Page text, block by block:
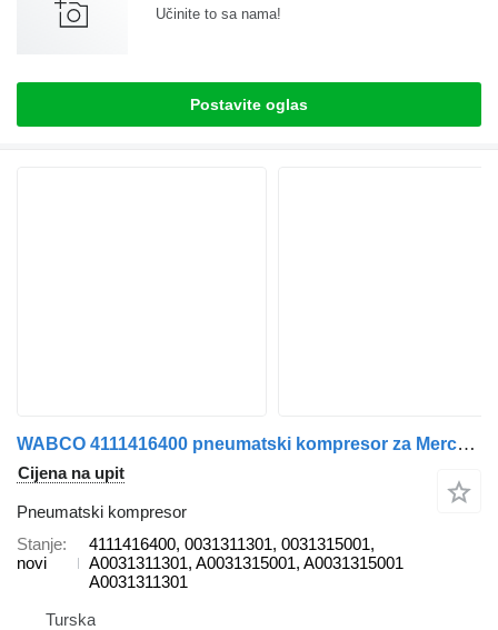
Učinite to sa nama!
Postavite oglas
WABCO 4111416400 pneumatski kompresor za Mercedes-Benz UNIMOG kamiona
Cijena na upit
Pneumatski kompresor
Stanje
novi
4111416400, 0031311301, 0031315001,
A0031311301, A0031315001, A0031315001
A0031311301
Turska